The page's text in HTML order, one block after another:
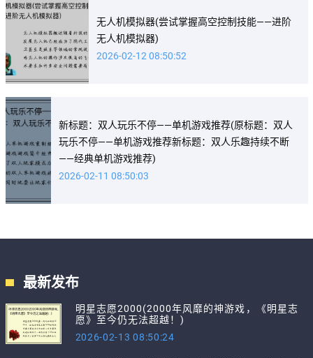
无人机模拟器(尝试掌握高空控制技能——进阶
无人机模拟器)
2026-02-12 08:50:52
新标题：双人玩乐不停——单机游戏推荐(原标题：双人
玩乐不停——单机游戏推荐新标题：双人乐趣持续不断
——经典单机游戏推荐)
2026-02-11 08:50:03
最新发布
明星志愿2000(2000年风靡的神游戏，《明星志
愿》至今仍无法超越！)
2026-02-13 08:50:24